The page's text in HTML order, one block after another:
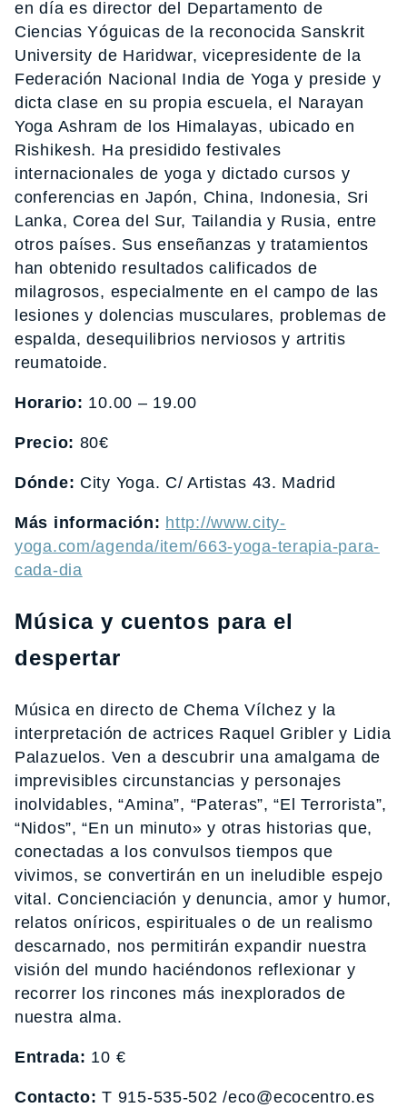
en día es director del Departamento de
Ciencias Yóguicas de la reconocida Sanskrit
University de Haridwar, vicepresidente de la
Federación Nacional India de Yoga y preside y
dicta clase en su propia escuela, el Narayan
Yoga Ashram de los Himalayas, ubicado en
Rishikesh. Ha presidido festivales
internacionales de yoga y dictado cursos y
conferencias en Japón, China, Indonesia, Sri
Lanka, Corea del Sur, Tailandia y Rusia, entre
otros países. Sus enseñanzas y tratamientos
han obtenido resultados calificados de
milagrosos, especialmente en el campo de las
lesiones y dolencias musculares, problemas de
espalda, desequilibrios nerviosos y artritis
reumatoide.
Horario: 10.00 – 19.00
Precio: 80€
Dónde: City Yoga. C/ Artistas 43. Madrid
Más información: http://www.city-
yoga.com/agenda/item/663-yoga-terapia-para-
cada-dia
Música y cuentos para el
despertar
Música en directo de Chema Vílchez y la
interpretación de actrices Raquel Gribler y Lidia
Palazuelos. Ven a descubrir una amalgama de
imprevisibles circunstancias y personajes
inolvidables, “Amina”, “Pateras”, “El Terrorista”,
“Nidos”, “En un minuto» y otras historias que,
conectadas a los convulsos tiempos que
vivimos, se convertirán en un ineludible espejo
vital. Concienciación y denuncia, amor y humor,
relatos oníricos, espirituales o de un realismo
descarnado, nos permitirán expandir nuestra
visión del mundo haciéndonos reflexionar y
recorrer los rincones más inexplorados de
nuestra alma.
Entrada: 10 €
Contacto: T 915-535-502 /eco@ecocentro.es